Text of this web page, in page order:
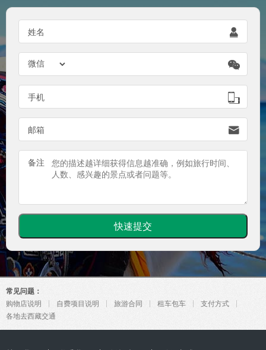
姓名 

手机 
邮箱 
备注
常见问题：
购物店说明
自费项目说明 旅游合同 租车包车
支付方式
各地去西藏交通